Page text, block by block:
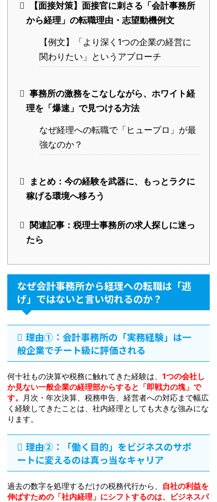
【面接対策】面接官に刺さる「会計事務所
から経理」の転職理由・志望動機例文
【例文】「より深く1つの企業の経営に
関わりたい」というアプローチ
事務所の激務をこなしながら、ホワイト経
理を「爆速」で見つける方法
なぜ経理への転職で「ヒュープロ」が最
強なのか？
まとめ：今の経験を武器に、もっとラクに
稼げる環境へ移ろう
関連記事：税理士事務所の求人探しに迷っ
たら
なぜ会計事務所から経理への転職は「逃
げ」ではないと言い切れるのか？
理由①：会計事務所の「実務経験」は一
般企業でチート級に評価される
何十社もの決算や税務に触れてきた経験は、 1つの会社し
か見ない一般企業の経理部からすると「即戦力の塊」で
す。 月次・年次決算、税務申告、経営者への対応まで幅広
く経験してきたことは、社内経理としても大きな強みにな
ります。
理由②：「働く目的」をビジネスのサポ
ートに変えるのは真っ当なキャリア
過去の数字を処理するだけの税務代行から、 自社の利益を
伸ばすための「社内経理」にシフトするのは、ビジネスパ